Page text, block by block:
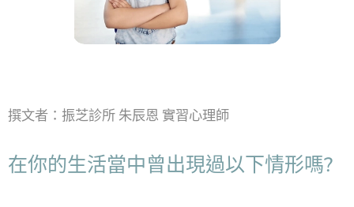
撰文者：振芝診所 朱辰恩 實習心理師
在你的生活當中曾出現過以下情形嗎?